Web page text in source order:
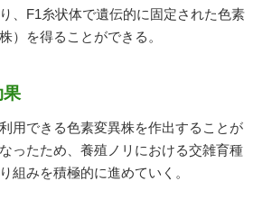
、F1糸状体で遺伝的に固定された色素
）を得ることができる。
果
用できる色素変異株を作出することが
ったため、養殖ノリにおける交雑育種
組みを積極的に進めていく。